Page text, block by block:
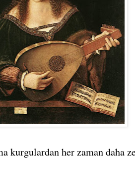
kurgulardan her zaman daha